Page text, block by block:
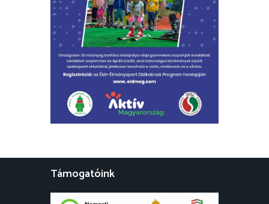
Támogatóink